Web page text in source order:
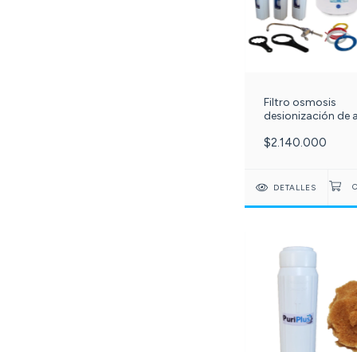
Filtro osmosis
desionización de
etapas - LCD -
$2.140.000
DETALLES